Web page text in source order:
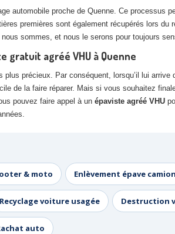
automobile proche de Quenne. Ce processus
premières sont également récupérés lors du
nous sommes, et nous le serons pour toujours
gratuit agréé VHU à Quenne
précieux. Par conséquent, lorsqu’il lui
de la faire réparer. Mais si vous souhaitez
pouvez faire appel à un épaviste agréé VHU
& moto Enlèvement épave camion
Recyclage voiture usagée Destruction
auto